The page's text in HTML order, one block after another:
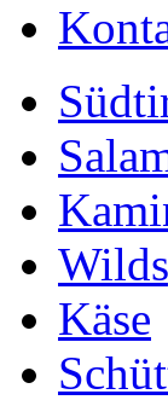
Käse